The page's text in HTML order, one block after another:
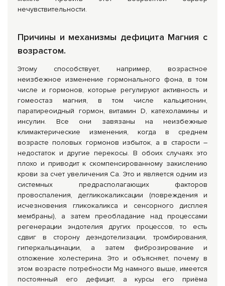
нечувствительности.
Причины и механизмы дефицита Магния с
возрастом.
Этому способствует, например, возрастное
неизбежное изменение гормонального фона, в том
числе и гормонов, которые регулируют активность и
гомеостаз магния, в том числе кальцитонин,
паратиреоидный гормон, витамин D, катехоламины и
инсулин. Все они завязаны на неизбежные
климактерические изменения, когда в среднем
возрасте половых гормонов избыток, а в старости –
недостаток и другие перекосы. В обоих случаях это
плохо и приводит к скомпенсированному закислению
крови за счет увеличения Са. Это и является одним из
системных предрасполагающих факторов
провоспаления, дегликокаликсации (повреждения и
исчезновения гликокаликса и сенсорного дисплея
мембраны), а затем преобладание над процессами
регенерации эндотелия других процессов, то есть
сдвиг в сторону деэндотелизации, тромбирования,
гиперкальцинации, а затем фиброзирование и
отложение холестерина. Это и объясняет, почему в
этом возрасте потребности Mg намного выше, имеется
постоянный его дефицит, а курсы его приёма